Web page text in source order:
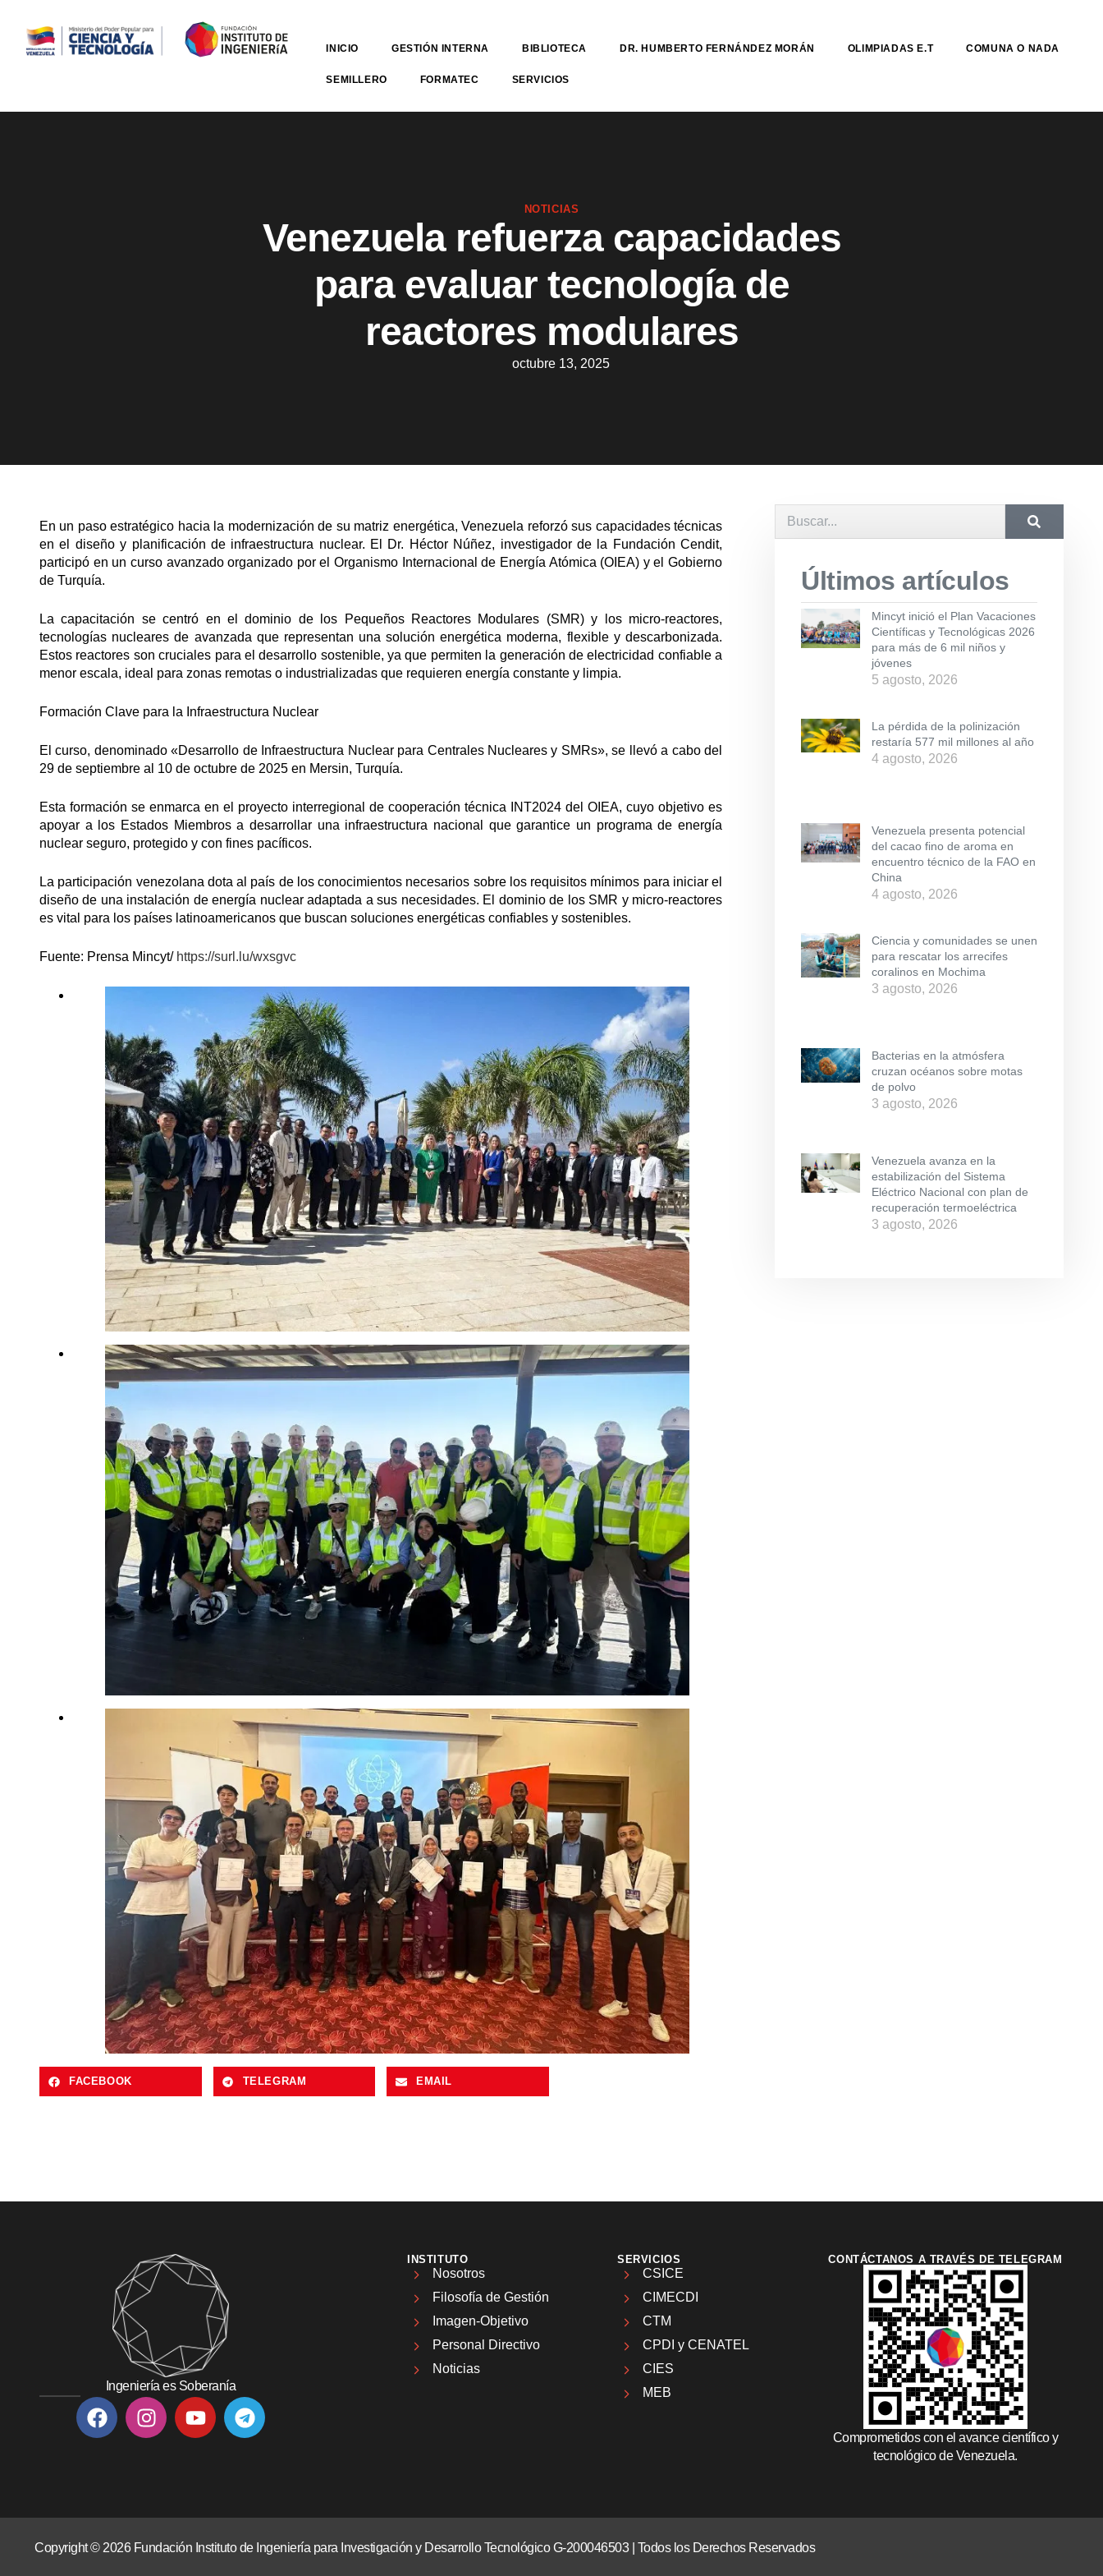
INICIO GESTIÓN INTERNA BIBLIOTECA DR. HUMBERTO FERNÁNDEZ MORÁN OLIMPIADAS E.T COMUNA O NADA
SEMILLERO FORMATEC SERVICIOS
NOTICIAS
Venezuela refuerza capacidades
para evaluar tecnología de
reactores modulares
octubre 13, 2025
En un paso estratégico hacia la modernización de su matriz energética, Venezuela reforzó sus capacidades técnicas
en el diseño y planificación de infraestructura nuclear. El Dr. Héctor Núñez, investigador de la Fundación Cendit,
participó en un curso avanzado organizado por el Organismo Internacional de Energía Atómica (OIEA) y el Gobierno
de Turquía.
La capacitación se centró en el dominio de los Pequeños Reactores Modulares (SMR) y los micro-reactores,
tecnologías nucleares de avanzada que representan una solución energética moderna, flexible y descarbonizada.
Estos reactores son cruciales para el desarrollo sostenible, ya que permiten la generación de electricidad confiable a
menor escala, ideal para zonas remotas o industrializadas que requieren energía constante y limpia.
Formación Clave para la Infraestructura Nuclear
El curso, denominado «Desarrollo de Infraestructura Nuclear para Centrales Nucleares y SMRs», se llevó a cabo del
29 de septiembre al 10 de octubre de 2025 en Mersin, Turquía.
Esta formación se enmarca en el proyecto interregional de cooperación técnica INT2024 del OIEA, cuyo objetivo es
apoyar a los Estados Miembros a desarrollar una infraestructura nacional que garantice un programa de energía
nuclear seguro, protegido y con fines pacíficos.
La participación venezolana dota al país de los conocimientos necesarios sobre los requisitos mínimos para iniciar el
diseño de una instalación de energía nuclear adaptada a sus necesidades. El dominio de los SMR y micro-reactores
es vital para los países latinoamericanos que buscan soluciones energéticas confiables y sostenibles.
Fuente: Prensa Mincyt/ https://surl.lu/wxsgvc
FACEBOOK TELEGRAM EMAIL
Últimos artículos
Mincyt inició el Plan Vacaciones
Científicas y Tecnológicas 2026
para más de 6 mil niños y
jóvenes
5 agosto, 2026
La pérdida de la polinización
restaría 577 mil millones al año
4 agosto, 2026
Venezuela presenta potencial
del cacao fino de aroma en
encuentro técnico de la FAO en
China
4 agosto, 2026
Ciencia y comunidades se unen
para rescatar los arrecifes
coralinos en Mochima
3 agosto, 2026
Bacterias en la atmósfera
cruzan océanos sobre motas
de polvo
3 agosto, 2026
Venezuela avanza en la
estabilización del Sistema
Eléctrico Nacional con plan de
recuperación termoeléctrica
3 agosto, 2026
Ingeniería es Soberanía
INSTITUTO
Nosotros
Filosofía de Gestión
Imagen-Objetivo
Personal Directivo
Noticias
SERVICIOS
CSICE
CIMECDI
CTM
CPDI y CENATEL
CIES
MEB
CONTÁCTANOS A TRAVÉS DE TELEGRAM
Comprometidos con el avance científico y
tecnológico de Venezuela.
Copyright © 2026 Fundación Instituto de Ingeniería para Investigación y Desarrollo Tecnológico G-200046503 | Todos los Derechos Reservados